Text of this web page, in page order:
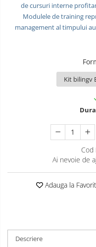
OPERATIUNI SPATIALE
CIVILE
OPERATIUNI TERESTRE
Rezolvare de Probleme
Neintelegerilor /
Servicii & Relationarea
Time Management /
Organizare
de cursuri interne
Modulele de training
management al timpului
Cod
Ai nevoie de
Adauga la
Descriere